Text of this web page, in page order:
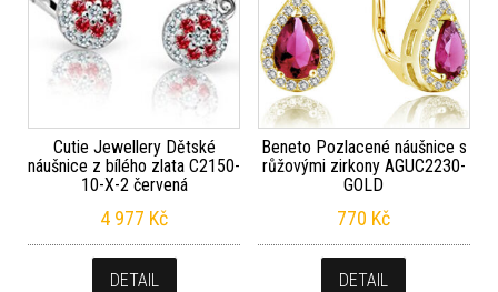
Cutie Jewellery Dětské
náušnice z bílého zlata C2150-
10-X-2 červená
4 977 Kč
DETAIL
Beneto Pozlacené náušnice s
růžovými zirkony AGUC2230-
GOLD
770 Kč
DETAIL